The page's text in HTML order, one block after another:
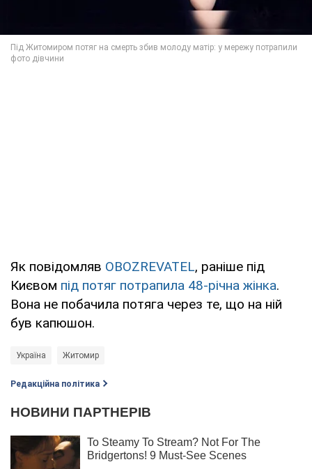
Як повідомляв OBOZREVATEL, раніше під
Києвом під потяг потрапила 48-річна жінка.
Вона не побачила потяга через те, що на ній
був капюшон.
Україна Житомир
Редакційна політика